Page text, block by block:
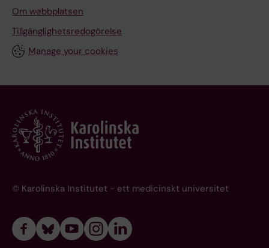
Om webbplatsen
Tillgänglighetsredogörelse
Manage your cookies
© Karolinska Institutet - ett medicinskt universitet